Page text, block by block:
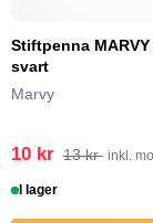
Stiftpenna
svart
Marvy
10 kr 13 kr inkl.
I lager